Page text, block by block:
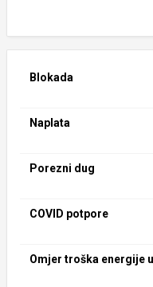
Blokada
Naplata
Porezni dug
COVID potpore
Omjer troška energije